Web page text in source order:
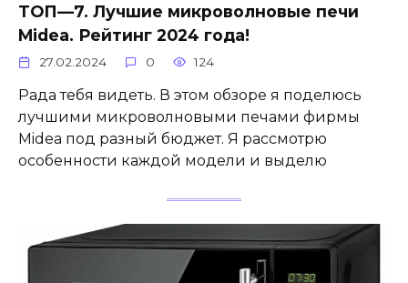
ТОП—7. Лучшие микроволновые печи
Midea. Рейтинг 2024 года!
27.02.2024 0 124
Рада тебя видеть. В этом обзоре я поделюсь
лучшими микроволновыми печами фирмы
Midea под разный бюджет. Я рассмотрю
особенности каждой модели и выделю